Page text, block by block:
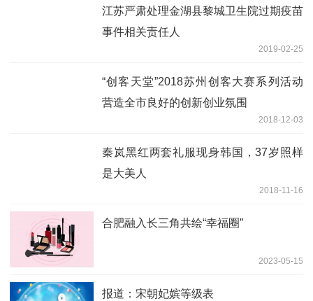
江苏严肃处理金湖县黎城卫生院过期疫苗
事件相关责任人
2019-02-25
“创客天堂”2018苏州创客大赛系列活动
营造全市良好的创新创业氛围
2018-12-03
秦岚黑红两套礼服现身韩国，37岁照样
是大美人
2018-11-16
合肥融入长三角共绘“幸福圈”
2023-05-15
报道：宋朝妃嫔等级表